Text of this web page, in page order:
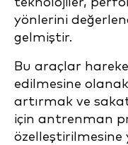
teknolojiler,
yönlerini
gelmiştir.
Bu araçlar
edilmesine
artırmak ve
için antrenman
özelleştirilmesine